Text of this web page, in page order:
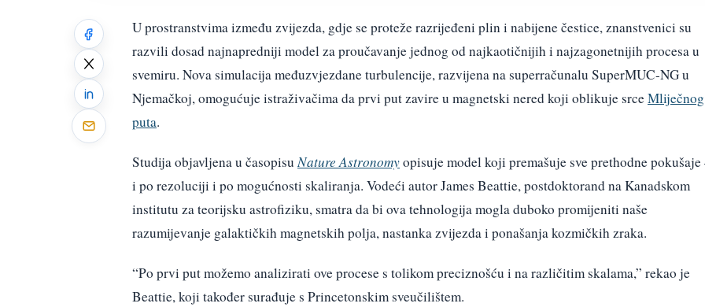
U prostranstvima između zvijezda, gdje se proteže razrijeđeni plin i nabijene čestice, znanstvenici su
razvili dosad najnapredniji model za proučavanje jednog od najkaotičnijih i najzagonetnijih procesa u
svemiru. Nova simulacija međuzvjezdane turbulencije, razvijena na superračunalu SuperMUC-NG u
Njemačkoj, omogućuje istraživačima da prvi put zavire u magnetski nered koji oblikuje srceMliječnog
puta.
Studija objavljena u časopisuNature Astronomyopisuje model koji premašuje sve prethodne pokušaje
i po rezoluciji i po mogućnosti skaliranja. Vodeći autor James Beattie, postdoktorand na Kanadskom
institutu za teorijsku astrofiziku, smatra da bi ova tehnologija mogla duboko promijeniti naše
razumijevanje galaktičkih magnetskih polja, nastanka zvijezda i ponašanja kozmičkih zraka.
“Po prvi put možemo analizirati ove procese s tolikom preciznošću i na različitim skalama,” rekao je
Beattie, koji također surađuje s Princetonskim sveučilištem.